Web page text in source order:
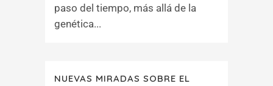
paso del tiempo, más allá de la
genética...
NUEVAS MIRADAS SOBRE EL